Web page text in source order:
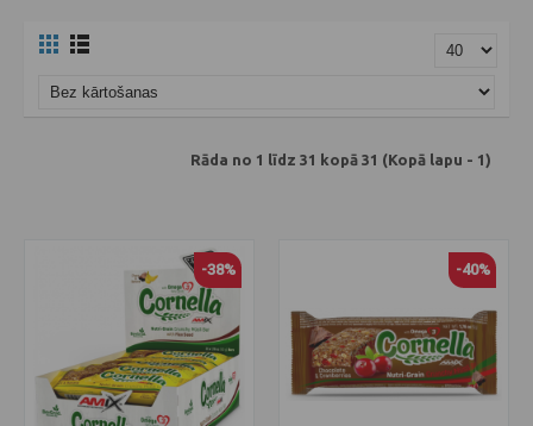
Rāda no 1 līdz 31 kopā 31 (Kopā lapu - 1)
-38% -40%